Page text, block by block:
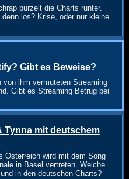
purzelt die Charts runter.
los? Krise, oder nur kleine
Gibt es Beweise?
von ihm vermuteten Streaming
Gibt es Streaming Betrug bei
Tynna mit deutschem
Österreich wird mit dem Song
in Basel vertreten. Welche
in den deutschen Charts?